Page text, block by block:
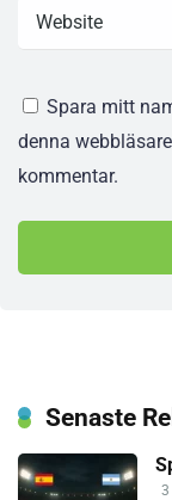
Spara mitt
denna
kommentar.
Senaste
3